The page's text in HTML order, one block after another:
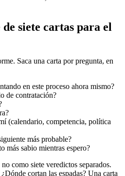
siete cartas para el
Saca una carta por pregunta, en
en este proceso ahora mismo?
de contratación?
(calendario, competencia, política
más probable?
más sabio mientras espero?
como siete veredictos separados.
cortan las espadas? Una carta